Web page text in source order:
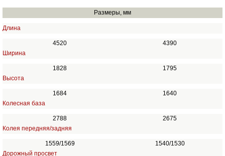
Размеры, мм
Длина
4520
4390
Ширина
1828
1795
Высота
1684
1640
Колесная база
2788
2675
Колея передняя/задняя
1559/1569
1540/1530
Дорожный просвет